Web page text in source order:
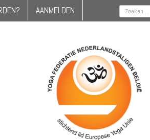
AANMELDEN